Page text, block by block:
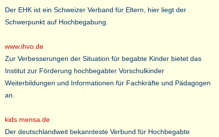
Der EHK ist ein Schweizer Verband für Eltern, hier liegt der
Schwerpunkt auf Hochbegabung.
www.ihvo.de
Zur Verbesserungen der Situation für begabte Kinder bietet das
Institut zur Förderung hochbegabter Vorschulkinder
Weiterbildungen und Informationen für Fachkräfte und Pädagogen
an.
kids.mensa.de
Der deutschlandweit bekannteste Verbund für Hochbegabte